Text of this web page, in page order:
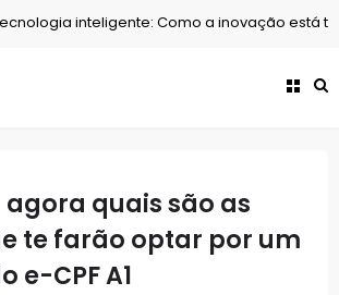
inteligente: Como a inovação está
agora quais são as
te farão optar por um
e-CPF A1